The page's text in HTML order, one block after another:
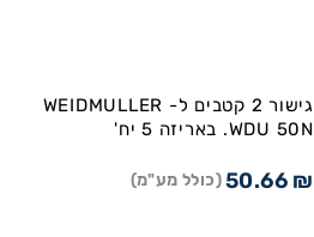
גישור 2 קטבים ל- WEIDMULLER
WDU 50N. באריזה 5 יח'
50.66 ₪ (כולל מע"מ)